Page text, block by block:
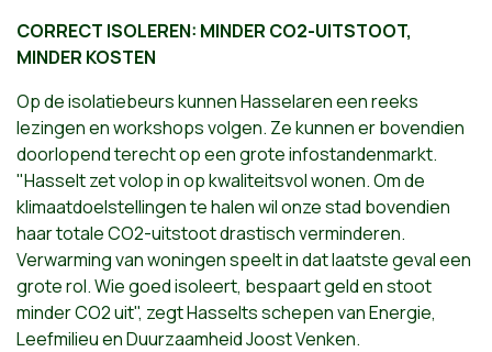
CORRECT ISOLEREN: MINDER CO2-UITSTOOT,
MINDER KOSTEN
Op de isolatiebeurs kunnen Hasselaren een reeks
lezingen en workshops volgen. Ze kunnen er bovendien
doorlopend terecht op een grote infostandenmarkt.
"Hasselt zet volop in op kwaliteitsvol wonen. Om de
klimaatdoelstellingen te halen wil onze stad bovendien
haar totale CO2-uitstoot drastisch verminderen.
Verwarming van woningen speelt in dat laatste geval een
grote rol. Wie goed isoleert, bespaart geld en stoot
minder CO2 uit", zegt Hasselts schepen van Energie,
Leefmilieu en Duurzaamheid Joost Venken.